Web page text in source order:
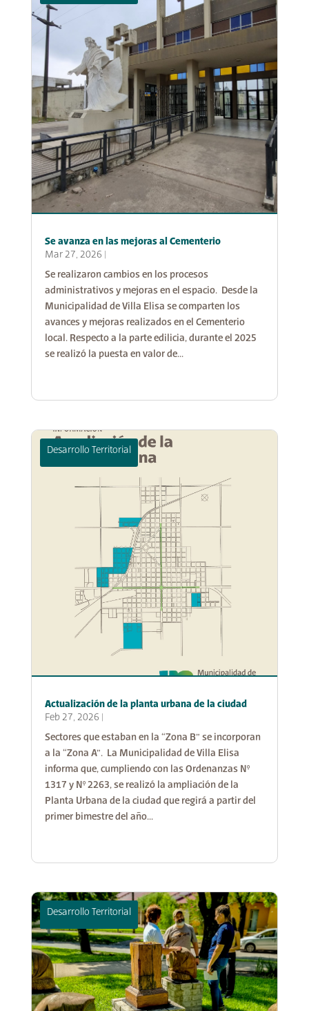
Se avanza en las mejoras al Cementerio
Mar 27, 2026
Se realizaron cambios en los procesos
administrativos y mejoras en el espacio. Desde la
Municipalidad de Villa Elisa se comparten los
avances y mejoras realizados en el Cementerio
local. Respecto a la parte edilicia, durante el 2025
se realizó la puesta en valor de...
Actualización de la planta urbana de la ciudad
Feb 27, 2026
Desarrollo Territorial
Sectores que estaban en la “Zona B” se incorporan
a la “Zona A”. La Municipalidad de Villa Elisa
informa que, cumpliendo con las Ordenanzas N°
1317 y N° 2263, se realizó la ampliación de la
Planta Urbana de la ciudad que regirá a partir del
primer bimestre del año...
Cultura y Educación
Desarrollo Territorial